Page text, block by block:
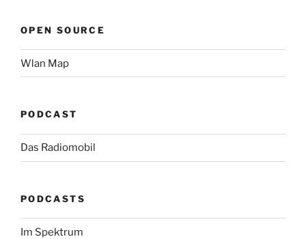
OPEN SOURCE
Wlan Map
PODCAST
Das Radiomobil
PODCASTS
Im Spektrum